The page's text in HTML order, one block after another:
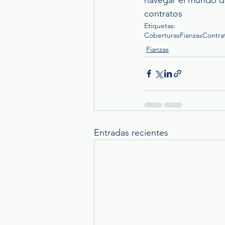
contratos
Etiquetas:
CoberturasFianzas
Fianzas
Entradas recientes